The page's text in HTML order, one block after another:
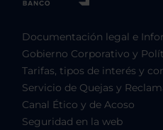
Documentación legal e
Gobierno Corporativo y
Tarifas, tipos de interés y
Servicio de Quejas y
Canal Ético y de Acoso
Seguridad en la web